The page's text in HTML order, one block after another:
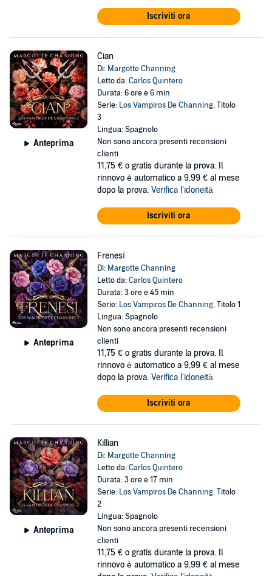
Iscriviti ora
Anteprima
Cian
Di: Margotte Channing
Letto da:Carlos Quintero
Durata: 6 ore e 6 min
Serie: Los Vampiros De Channing, Titolo
3
Lingua: Spagnolo
Non sono ancora presenti recensioni
clienti
11,75 € o gratis durante la prova. Il
rinnovo è automatico a 9,99 € al mese
dopo la prova. Verifica l'idoneità
Iscriviti ora
Anteprima
Frenesí
Di: Margotte Channing
Letto da:Carlos Quintero
Durata: 3 ore e 45 min
Serie: Los Vampiros De Channing, Titolo 1
Lingua: Spagnolo
Non sono ancora presenti recensioni
clienti
11,75 € o gratis durante la prova. Il
rinnovo è automatico a 9,99 € al mese
dopo la prova. Verifica l'idoneità
Iscriviti ora
Anteprima
Killian
Di: Margotte Channing
Letto da:Carlos Quintero
Durata: 3 ore e 17 min
Serie: Los Vampiros De Channing, Titolo
2
Lingua: Spagnolo
Non sono ancora presenti recensioni
clienti
11,75 € o gratis durante la prova. Il
rinnovo è automatico a 9,99 € al mese